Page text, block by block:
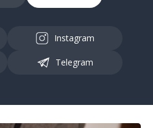
Instagram
Telegram